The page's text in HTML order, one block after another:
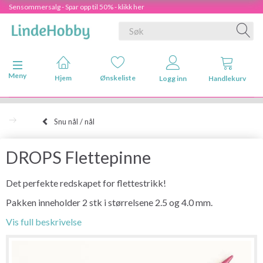
Sensommersalg - Spar opp til 50% - klikk her
Veksle navigasjon
Meny
Hjem Ønskeliste Logg inn Handlekurv
Snu nål / nål
DROPS Flettepinne
Det perfekte redskapet for flettestrikk!
Pakken inneholder 2 stk i størrelsene 2.5 og 4.0 mm.
Vis full beskrivelse